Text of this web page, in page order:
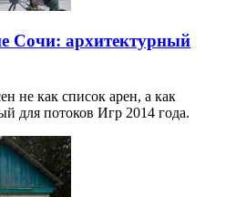
Сочи: архитектурный
не как список арен, а как
для потоков Игр 2014 года.